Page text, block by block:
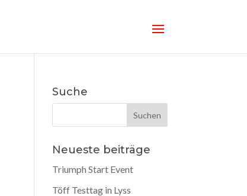
Suche
Neueste beiträge
Triumph Start Event
Töff Testtag in Lyss